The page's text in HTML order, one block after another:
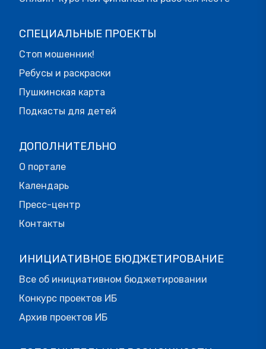
СПЕЦИАЛЬНЫЕ ПРОЕКТЫ
Стоп мошенник!
Ребусы и раскраски
Пушкинская карта
Подкасты для детей
ДОПОЛНИТЕЛЬНО
О портале
Календарь
Пресс-центр
Контакты
ИНИЦИАТИВНОЕ БЮДЖЕТИРОВАНИЕ
Все об инициативном бюджетировании
Конкурс проектов ИБ
Архив проектов ИБ